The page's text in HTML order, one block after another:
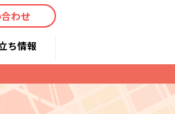
ち情報
わせ